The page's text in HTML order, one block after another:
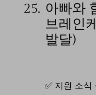
25. 아빠와
브레인
발달)
✅ 지원 소